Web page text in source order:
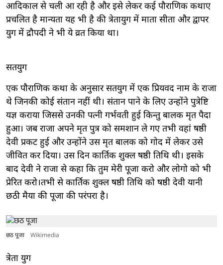
आदिकाल से चली आ रही है और इसे लेकर कई पौराणिक कथाए
प्रचलित है मान्यता यह भी है की त्रेतायुग में माता सीता और द्वापर
युग में द्रौपदी ने भी ये व्रत किया था।
सतयुग
एक पौराणिक कथा के अनुसार सतयुग में एक प्रियवद नाम के राजा
थे जिनकी कोई संतान नहीं थी। संतान पाने के लिए उन्होंने पुत्रेष्टि
यज्ञ कराया जिससे उनकी पत्नी गर्भवती हुई किन्तु बालक मृत पैदा
हुआ। जब राजा अपने मृत पुत्र को समशान ले गए तभी वहां षष्ठी
देवी प्रकट हुई और उन्होंने उस मृत बालक को गोद में लेकर उसे
जीवित कर दिया। उस दिन कार्तिक शुक्ल षष्ठी तिथि थी। इसके
बाद देवी ने राजा से कहा कि तुम मेरी पूजा करो और लोगो को भी
प्रेरित करो।तभी से कार्तिक शुक्ल षष्ठी तिथि को षष्ठी देवी यानी
छठी मैया की पूजा की परंपरा है।
छठ पूजा Wikimedia
त्रेता युग